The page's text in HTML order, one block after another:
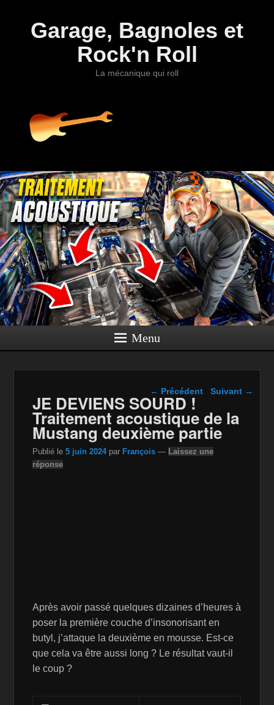
Garage, Bagnoles et
Rock'n Roll
La mécanique qui roll
Menu
Navigation dans les
← Précédent Suivant →
JE DEVIENS SOURD !
Traitement acoustique de la
Mustang deuxième partie
Publié le5 juin 2024 par François — Laissez une
réponse
Après avoir passé quelques dizaines d’heures à
poser la première couche d’insonorisant en
butyl, j’attaque la deuxième en mousse. Est-ce
que cela va être aussi long ? Le résultat vaut-il
le coup ?